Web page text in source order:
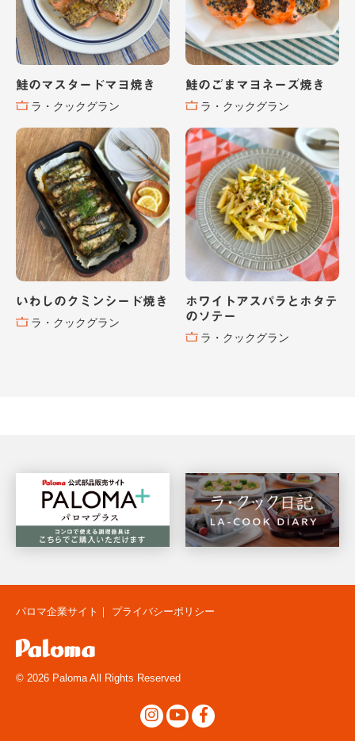
鮭のマスタードマヨ焼き
ラ・クックグラン
鮭のごまマヨネーズ焼き
ラ・クックグラン
いわしのクミンシード焼き
ラ・クックグラン
ホワイトアスパラとホタテ
のソテー
ラ・クックグラン
パロマ企業サイト ｜ プライバシーポリシー
© 2026 Paloma All Rights Reserved